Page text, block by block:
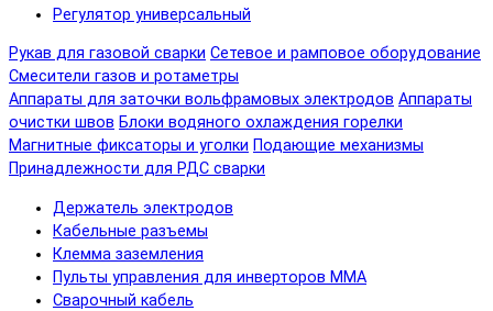
Регулятор универсальный
Рукав для газовой сварки Сетевое и рамповое оборудование
Смесители газов и ротаметры
Аппараты для заточки вольфрамовых электродов Аппараты
очистки швов Блоки водяного охлаждения горелки
Магнитные фиксаторы и уголки Подающие механизмы
Принадлежности для РДС сварки
Держатель электродов
Кабельные разъемы
Клемма заземления
Пульты управления для инверторов MMA
Сварочный кабель